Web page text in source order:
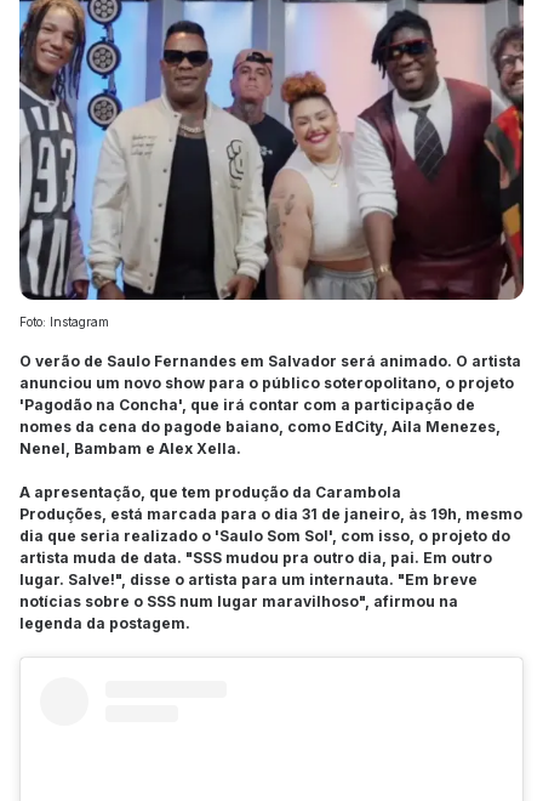
Foto: Instagram
O verão de Saulo Fernandes em Salvador será animado. O artista
anunciou um novo show para o público soteropolitano, o projeto
'Pagodão na Concha', que irá contar com a participação de
nomes da cena do pagode baiano, como EdCity, Aila Menezes,
Nenel, Bambam e Alex Xella.
A apresentação, que tem produção da Carambola
Produções, está marcada para o dia 31 de janeiro, às 19h, mesmo
dia que seria realizado o 'Saulo Som Sol', com isso, o projeto do
artista muda de data. "SSS mudou pra outro dia, pai. Em outro
lugar. Salve!", disse o artista para um internauta. "Em breve
notícias sobre o SSS num lugar maravilhoso", afirmou na
legenda da postagem.